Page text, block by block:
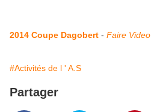
2014 Coupe Dagobert - Faire Video
#Activités de l ' A.S
Partager